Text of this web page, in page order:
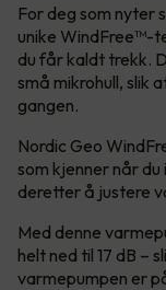
For deg som nyter
unike WindFree™-
du får kaldt trekk.
små mikrohull, slik
gangen.
Nordic Geo
som kjenner når
deretter å justere
Med denne
helt ned til 17 dB –
varmepumpen er